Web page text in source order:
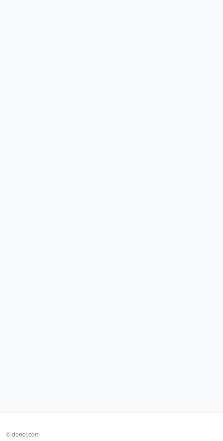
© doecr.com